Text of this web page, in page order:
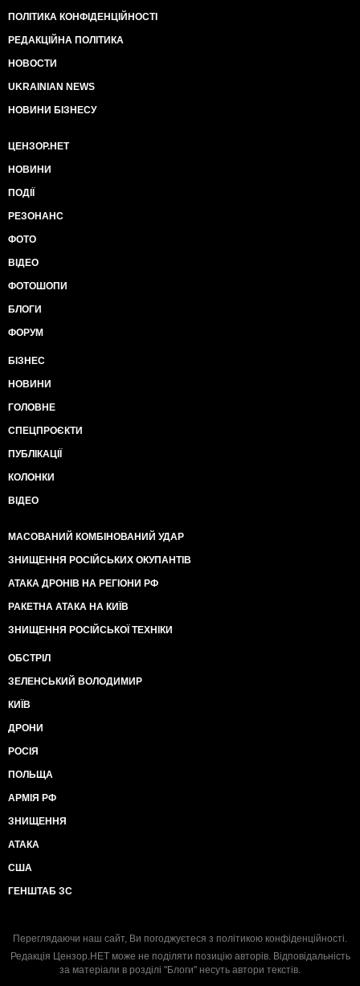
ПОЛІТИКА КОНФІДЕНЦІЙНОСТІ
РЕДАКЦІЙНА ПОЛІТИКА
НОВОСТИ
UKRAINIAN NEWS
НОВИНИ БІЗНЕСУ
ЦЕНЗОР.НЕТ
НОВИНИ
ПОДІЇ
РЕЗОНАНС
ФОТО
ВІДЕО
ФОТОШОПИ
БЛОГИ
ФОРУМ
БІЗНЕС
НОВИНИ
ГОЛОВНЕ
СПЕЦПРОЄКТИ
ПУБЛІКАЦІЇ
КОЛОНКИ
ВІДЕО
МАСОВАНИЙ КОМБІНОВАНИЙ УДАР
ЗНИЩЕННЯ РОСІЙСЬКИХ ОКУПАНТІВ
АТАКА ДРОНІВ НА РЕГІОНИ РФ
РАКЕТНА АТАКА НА КИЇВ
ЗНИЩЕННЯ РОСІЙСЬКОЇ ТЕХНІКИ
ОБСТРІЛ
ЗЕЛЕНСЬКИЙ ВОЛОДИМИР
КИЇВ
ДРОНИ
РОСІЯ
ПОЛЬЩА
АРМІЯ РФ
ЗНИЩЕННЯ
АТАКА
США
ГЕНШТАБ ЗС
Переглядаючи наш сайт, Ви погоджуєтеся з політикою конфіденційності.
Редакція Цензор.НЕТ може не поділяти позицію авторів. Відповідальність
за матеріали в розділі "Блоги" несуть автори текстів.